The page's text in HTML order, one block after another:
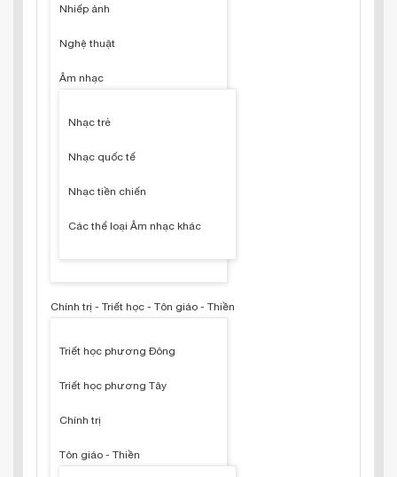
Nhiếp ảnh
Nghệ thuật
Âm nhạc
Nhạc trẻ
Nhạc quốc tế
Nhạc tiền chiến
Các thể loại Âm nhạc khác
Chính trị - Triết học - Tôn giáo - Thiền
Triết học phương Đông
Triết học phương Tây
Chính trị
Tôn giáo - Thiền